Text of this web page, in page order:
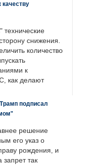
качеству
технические
снижения.
количество
к
как делают
подписал
решение
его указ о
рождения, и
так